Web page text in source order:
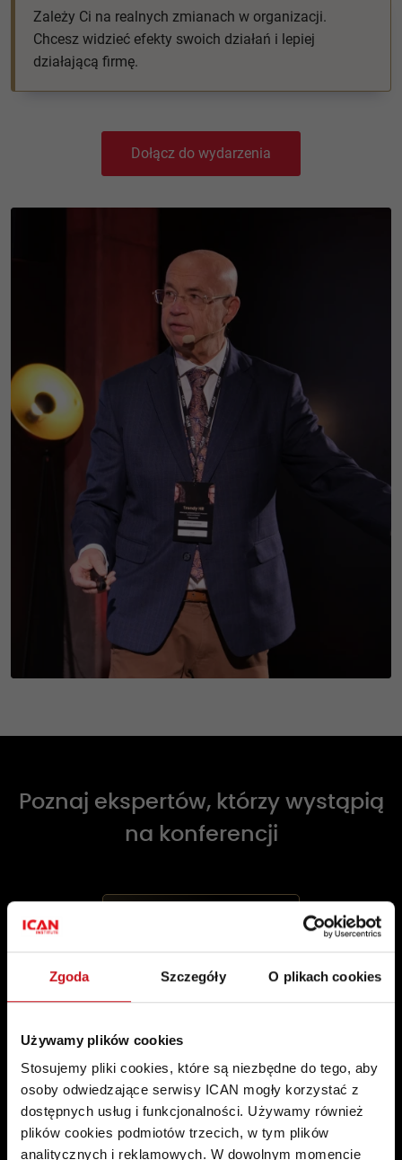
Zgoda Szczegóły O plikach cookies
Używamy plików cookies
Stosujemy pliki cookies, które są niezbędne do tego, aby
osoby odwiedzające serwisy ICAN mogły korzystać z
dostępnych usług i funkcjonalności. Używamy również
plików cookies podmiotów trzecich, w tym plików
analitycznych i reklamowych. W dowolnym momencie
Zależy Ci na realnych zmianach w organizacji.
Chcesz widzieć efekty swoich działań i lepiej
działającą firmę.
Dołącz do wydarzenia
Poznaj ekspertów, którzy wystąpią
na konferencji
Marzena Mielecka